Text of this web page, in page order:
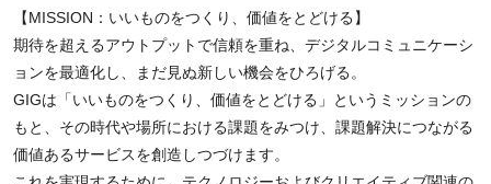
【MISSION：いいものをつくり、価値をとどける】
期待を超えるアウトプットで信頼を重ね、デジタルコミュニケーシ
ョンを最適化し、まだ見ぬ新しい機会をひろげる。
GIGは「いいものをつくり、価値をとどける」というミッションの
もと、その時代や場所における課題をみつけ、課題解決につながる
価値あるサービスを創造しつづけます。